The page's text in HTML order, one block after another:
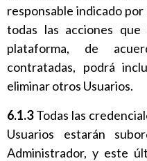
responsable indicado
todas las acciones
plataforma, de
contratadas, podrá
eliminar otros Usuarios.
6.1.3Todas las
Usuarios estarán
Administrador, y este